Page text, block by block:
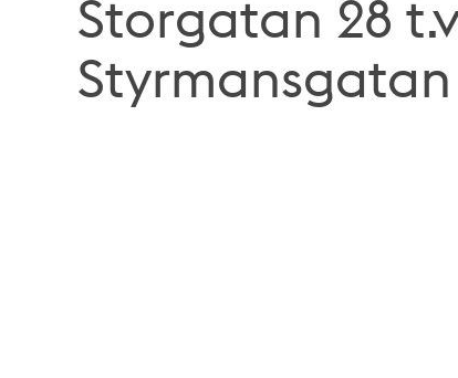
Storgatan 28
Styrmansgatan